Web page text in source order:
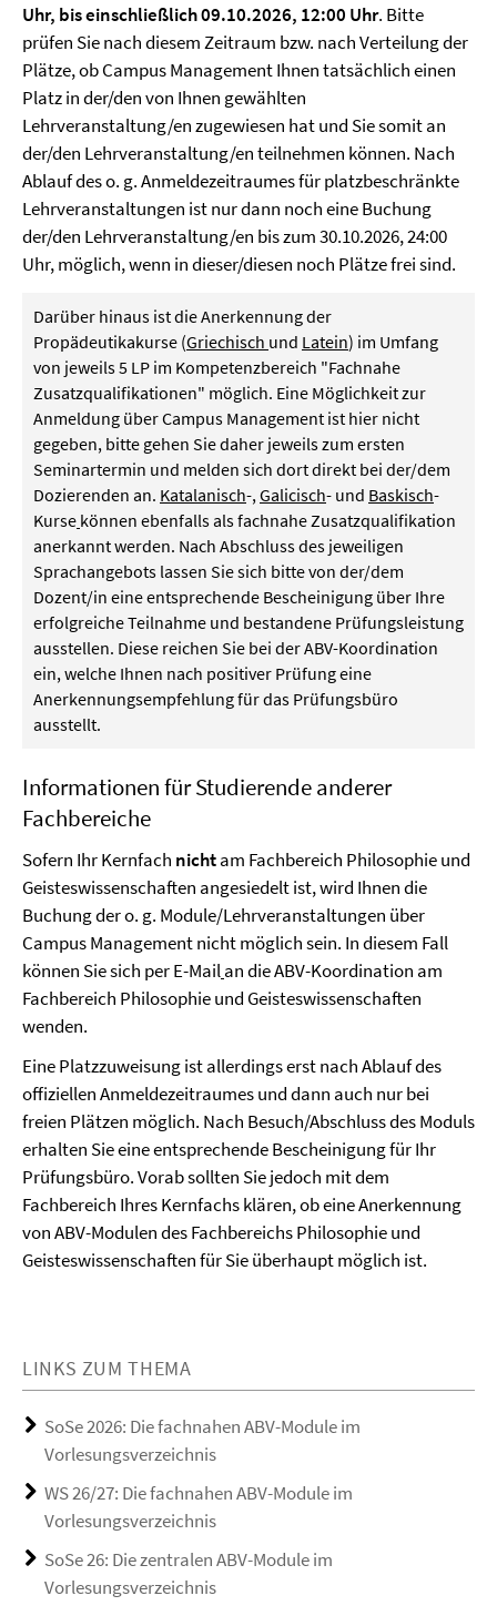
Uhr, bis einschließlich 09.10.2026, 12:00 Uhr. Bitte
prüfen Sie nach diesem Zeitraum bzw. nach Verteilung der
Plätze, ob Campus Management Ihnen tatsächlich einen
Platz in der/den von Ihnen gewählten
Lehrveranstaltung/en zugewiesen hat und Sie somit an
der/den Lehrveranstaltung/en teilnehmen können. Nach
Ablauf des o. g. Anmeldezeitraumes für platzbeschränkte
Lehrveranstaltungen ist nur dann noch eine Buchung
der/den Lehrveranstaltung/en bis zum 30.10.2026, 24:00
Uhr, möglich, wenn in dieser/diesen noch Plätze frei sind.
Darüber hinaus ist die Anerkennung der
Propädeutikakurse (Griechisch und Latein) im Umfang
von jeweils 5 LP im Kompetenzbereich "Fachnahe
Zusatzqualifikationen" möglich. Eine Möglichkeit zur
Anmeldung über Campus Management ist hier nicht
gegeben, bitte gehen Sie daher jeweils zum ersten
Seminartermin und melden sich dort direkt bei der/dem
Dozierenden an. Katalanisch-, Galicisch- und Baskisch-
Kurse können ebenfalls als fachnahe Zusatzqualifikation
anerkannt werden. Nach Abschluss des jeweiligen
Sprachangebots lassen Sie sich bitte von der/dem
Dozent/in eine entsprechende Bescheinigung über Ihre
erfolgreiche Teilnahme und bestandene Prüfungsleistung
ausstellen. Diese reichen Sie bei der ABV-Koordination
ein, welche Ihnen nach positiver Prüfung eine
Anerkennungsempfehlung für das Prüfungsbüro
ausstellt.
Informationen für Studierende anderer
Fachbereiche
Sofern Ihr Kernfach nichtam Fachbereich Philosophie und
Geisteswissenschaften angesiedelt ist, wird Ihnen die
Buchung der o. g. Module/Lehrveranstaltungen über
Campus Management nicht möglich sein. In diesem Fall
können Sie sich per E-Mailan die ABV-Koordination am
Fachbereich Philosophie und Geisteswissenschaften
wenden.
Eine Platzzuweisung ist allerdings erst nach Ablauf des
offiziellen Anmeldezeitraumes und dann auch nur bei
freien Plätzen möglich. Nach Besuch/Abschluss des Moduls
erhalten Sie eine entsprechende Bescheinigung für Ihr
Prüfungsbüro. Vorab sollten Sie jedoch mit dem
Fachbereich Ihres Kernfachs klären, ob eine Anerkennung
von ABV-Modulen des Fachbereichs Philosophie und
Geisteswissenschaften für Sie überhaupt möglich ist.
LINKS ZUM THEMA
SoSe 2026: Die fachnahen ABV-Module im
Vorlesungsverzeichnis
WS 26/27: Die fachnahen ABV-Module im
Vorlesungsverzeichnis
SoSe 26: Die zentralen ABV-Module im
Vorlesungsverzeichnis